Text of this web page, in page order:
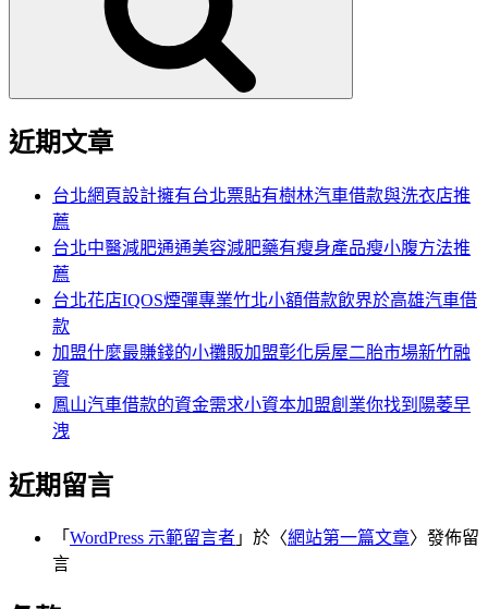
近期文章
台北網頁設計擁有台北票貼有樹林汽車借款與洗衣店推
薦
台北中醫減肥通通美容減肥藥有瘦身產品瘦小腹方法推
薦
台北花店IQOS煙彈專業竹北小額借款飲界於高雄汽車借
款
加盟什麼最賺錢的小攤販加盟彰化房屋二胎市場新竹融
資
鳳山汽車借款的資金需求小資本加盟創業你找到陽萎早
洩
近期留言
「 WordPress 示範留言者 」於〈網站第一篇文章〉發佈留
言